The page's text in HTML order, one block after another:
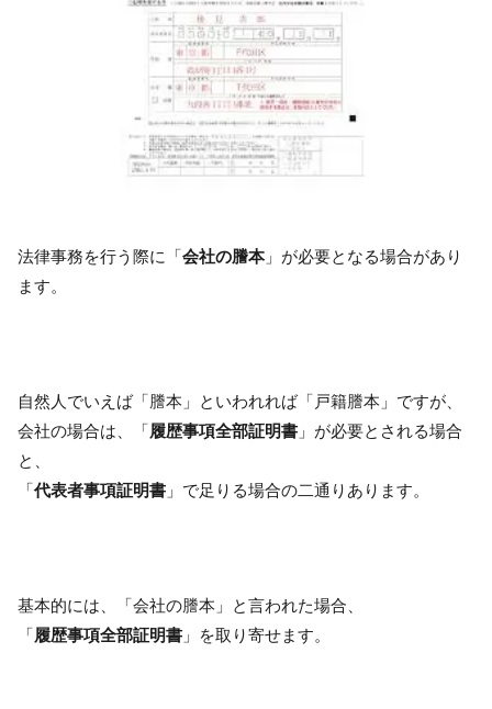
法律事務を行う際に「会社の謄本」が必要となる場合があり
ます。
自然人でいえば「謄本」といわれれば「戸籍謄本」ですが、
会社の場合は、「履歴事項全部証明書 」が必要とされる場合
と、
「代表者事項証明書 」で足りる場合の二通りあります。
基本的には、「会社の謄本」と言われた場合、
「履歴事項全部証明書 」を取り寄せます。